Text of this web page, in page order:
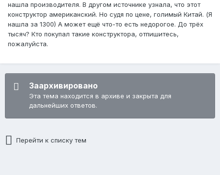
нашла производителя. В другом источнике узнала, что этот
конструктор американский. Но судя по цене, голимый Китай. (Я
нашла за 1300) А может ещё что-то есть недорогое. До трёх
тысяч? Кто покупал такие конструктора, отпишитесь,
пожалуйста.
Заархивировано
Эта тема находится в архиве и закрыта для
дальнейших ответов.
Перейти к списку тем